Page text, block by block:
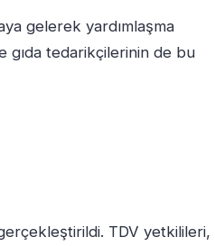
gelerek yardımlaşma
gıda tedarikçilerinin de bu
TDV yetkilileri,